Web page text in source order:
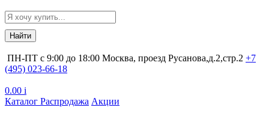
Search
for:
ПН-ПТ с 9:00 до 18:00 Москва, проезд Русанова,д.2,стр.2 +7
(495) 023-66-18
0.00 i
Каталог Распродажа Акции